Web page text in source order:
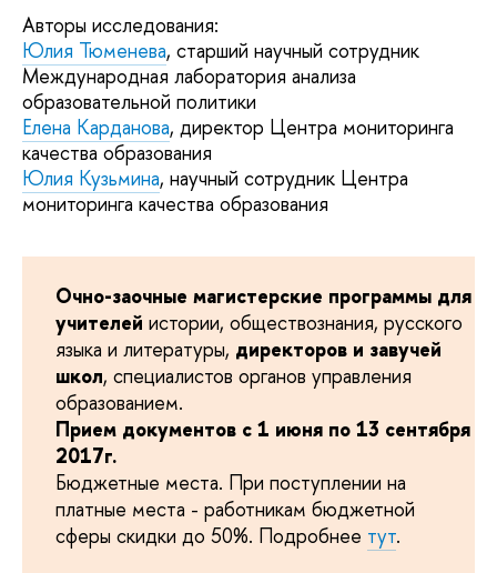
Авторы исследования:
Юлия Тюменева, старший научный сотрудник
Международная лаборатория анализа
образовательной политики
Елена Карданова, директор Центра мониторинга
качества образования
Юлия Кузьмина, научный сотрудник Центра
мониторинга качества образования
Очно-заочные магистерские программы для
учителей истории, обществознания, русского
языка и литературы, директоров и завучей
школ, специалистов органов управления
образованием.
Прием документов с 1 июня по 13 сентября
2017г.
Бюджетные места. При поступлении на
платные места - работникам бюджетной
сферы скидки до 50%. Подробнее тут.